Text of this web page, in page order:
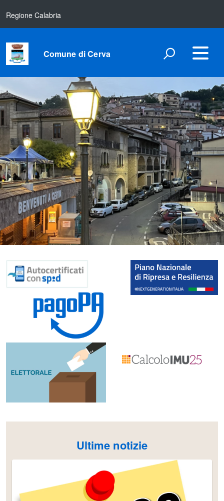
Regione Calabria
Comune di Cerva
Ultime notizie